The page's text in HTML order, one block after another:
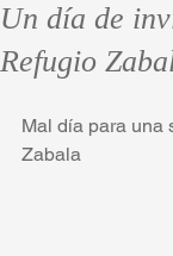
Un día de
Refugio
Mal día para una
Zabala